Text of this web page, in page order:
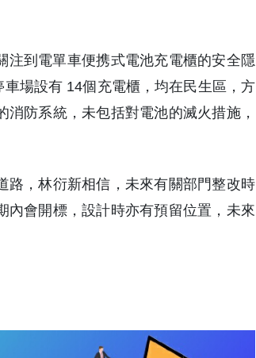
注到電單車便携式電池充電櫃的安全隱
場設有 14個充電櫃，均在民生區，方
防系統，未包括對電池的滅火措施，
路，林衍新相信，未來有關部門整改時
內會開標，設計時亦有預留位置，未來